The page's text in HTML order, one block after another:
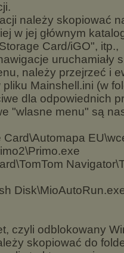
należy skopiować
w jej głównym
Card/iGO", itp.,
uruchamiały
należy przejrzeć i
Mainshell.ini (w
dla odpowiednich
"wlasne menu" są
Card\Automapa
czyli odblokowany
skopiować do